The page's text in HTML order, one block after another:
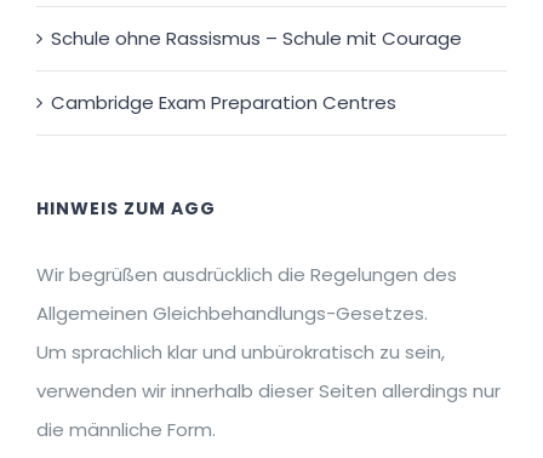
Schule ohne Rassismus – Schule mit Courage
Cambridge Exam Preparation Centres
HINWEIS ZUM AGG
Wir begrüßen ausdrücklich die Regelungen des
Allgemeinen Gleichbehandlungs-Gesetzes.
Um sprachlich klar und unbürokratisch zu sein,
verwenden wir innerhalb dieser Seiten allerdings nur
die männliche Form.